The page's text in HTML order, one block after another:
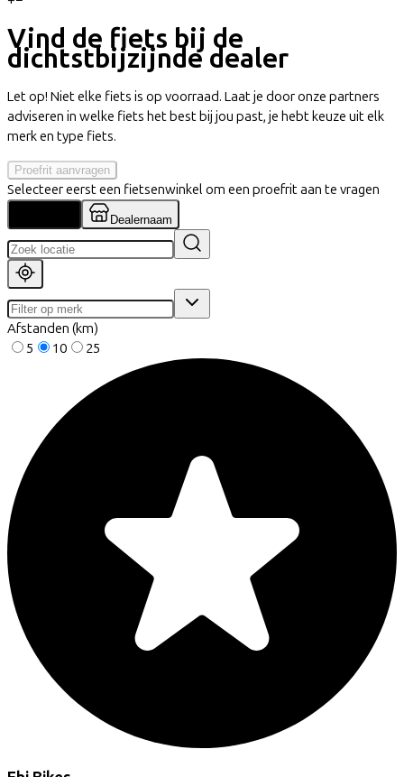
Vind de fiets bij de
dichtstbijzijnde dealer
Let op! Niet elke fiets is op voorraad. Laat je door onze partners
adviseren in welke fiets het best bij jou past, je hebt keuze uit elk
merk en type fiets.
Proefrit aanvragen
Selecteer eerst een fietsenwinkel om een proefrit aan te vragen
Dealernaam
Afstanden (km)
5
10 25